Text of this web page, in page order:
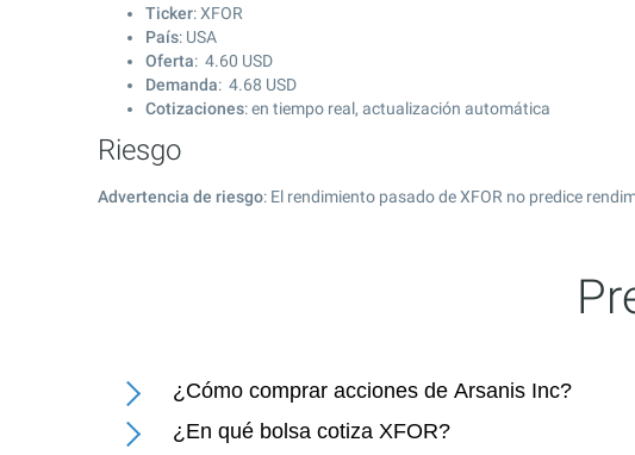
Ticker: XFOR
País: USA
Oferta: 4.60 USD
Demanda: 4.68 USD
Cotizaciones: en tiempo real, actualización automática
Riesgo
Advertencia de riesgo: El rendimiento pasado de XFOR no predice
¿Cómo comprar acciones de Arsanis Inc?
¿En qué bolsa cotiza XFOR?